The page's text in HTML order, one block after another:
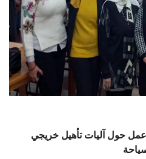
حول آليات تأهيل خريجي